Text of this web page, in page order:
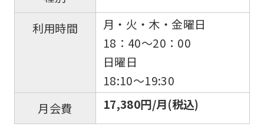
利用時間
月・火・木・金曜日
18：40〜20：00
日曜日
18:10〜19:30
月会費
17,380円/月(税込)
English.
Click
the
link
below
(start
automatic